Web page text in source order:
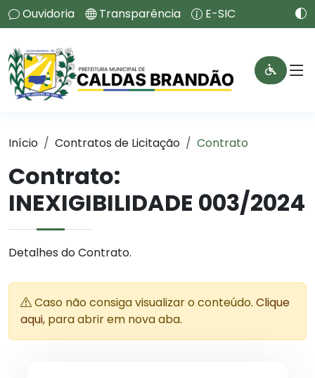
Ouvidoria Transparência E-SIC
Início Contratos de Licitação Contrato
Contrato:
INEXIGIBILIDADE 003/2024
Detalhes do Contrato.
Caso não consiga visualizar o conteúdo. Clique
aqui, para abrir em nova aba.